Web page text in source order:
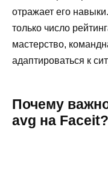
отражает его
только число
мастерство,
адаптироваться к
Почему
avg на Faceit?